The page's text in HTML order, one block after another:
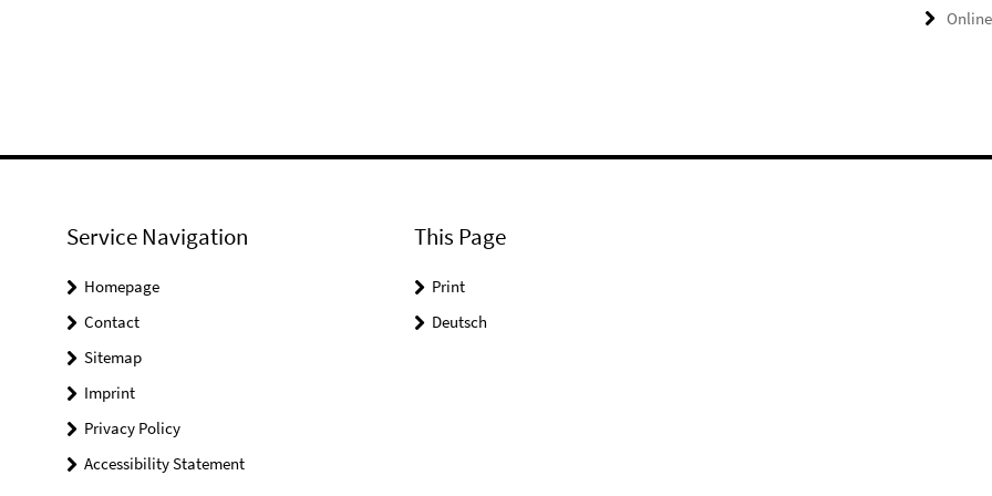
Service Navigation
Homepage
Contact
Sitemap
Imprint
Privacy Policy
Accessibility Statement
This Page
Print
Deutsch